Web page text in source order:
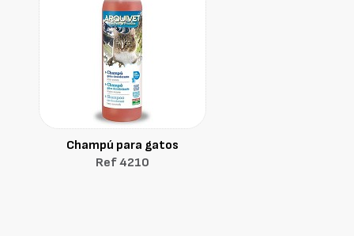
Champú para gatos
Ref 4210